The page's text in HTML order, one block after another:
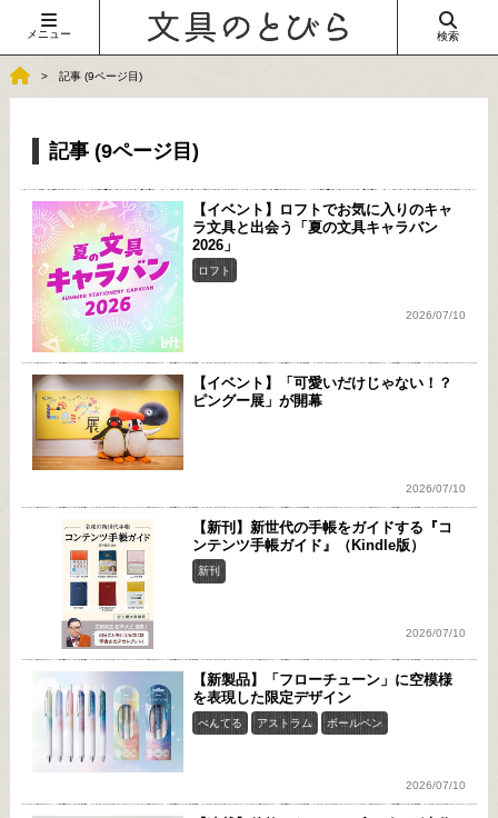
メニュー 検索
記事 (9ページ目)
記事 (9ページ目)
【イベント】ロフトでお気に入りのキャ
ラ文具と出会う「夏の文具キャラバン
2026」
ロフト
2026/07/10
【イベント】「可愛いだけじゃない！？
ピングー展」が開幕
2026/07/10
【新刊】新世代の手帳をガイドする『コ
ンテンツ手帳ガイド』（Kindle版）
新刊
2026/07/10
【新製品】「フローチューン」に空模様
を表現した限定デザイン
ぺんてる アストラム ボールペン
2026/07/10